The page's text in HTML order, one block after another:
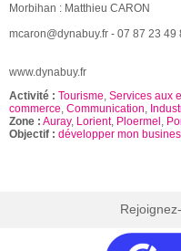
Morbihan : Matthieu CARON
mcaron@dynabuy.fr - 07 87 23 49
www.dynabuy.fr
Activité : Tourisme Services aux
commerce Communication
Zone : Auray, Lorient, Ploermel
Objectif : développer mon